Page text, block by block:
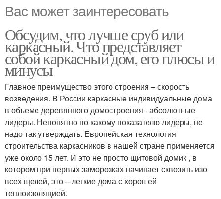
Вас может заинтересовать
Обсудим, что лучше сруб или
каркасный. Что представляет
собой каркасный дом, его плюсы и
минусы
Главное преимущество этого строения – скорость
возведения. В России каркасные индивидуальные дома
в объеме деревянного домостроения - абсолютные
лидеры. Непонятно по какому показателю лидеры, не
надо так утверждать. Европейская технология
строительства каркасников в нашей стране применяется
уже около 15 лет. И это не просто щитовой домик , в
котором при первых заморозках начинает сквозить изо
всех щелей, это – легкие дома с хорошей
теплоизоляцией.